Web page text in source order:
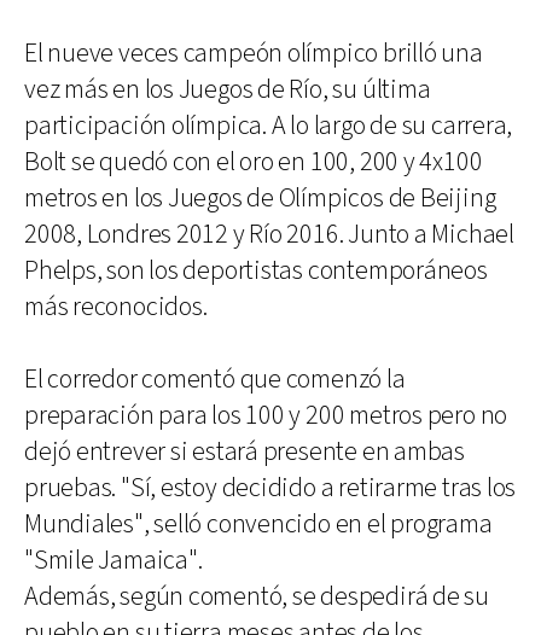
El nueve veces campeón olímpico brilló una
vez más en los Juegos de Río, su última
participación olímpica. A lo largo de su carrera,
Bolt se quedó con el oro en 100, 200 y 4x100
metros en los Juegos de Olímpicos de Beijing
2008, Londres 2012 y Río 2016. Junto a Michael
Phelps, son los deportistas contemporáneos
más reconocidos.
El corredor comentó que comenzó la
preparación para los 100 y 200 metros pero no
dejó entrever si estará presente en ambas
pruebas. "Sí, estoy decidido a retirarme tras los
Mundiales", selló convencido en el programa
"Smile Jamaica".
Además, según comentó, se despedirá de su